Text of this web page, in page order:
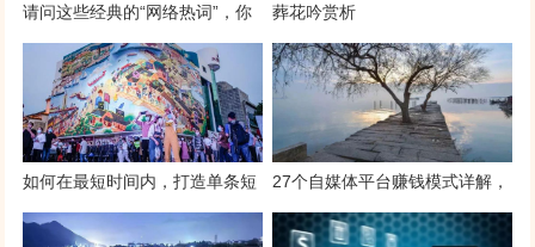
请问这些经典的“网络热词”，你
了解啵？
葬花吟赏析
如何在最短时间内，打造单条短
视频100万播放量？
27个自媒体平台赚钱模式详解，
选择适合的实操起来，月入过万